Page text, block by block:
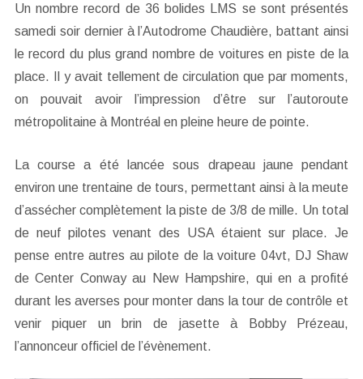
Un nombre record de 36 bolides LMS se sont présentés
samedi soir dernier à l’Autodrome Chaudière, battant ainsi
le record du plus grand nombre de voitures en piste de la
place. Il y avait tellement de circulation que par moments,
on pouvait avoir l’impression d’être sur l’autoroute
métropolitaine à Montréal en pleine heure de pointe.
La course a été lancée sous drapeau jaune pendant
environ une trentaine de tours, permettant ainsi à la meute
d’assécher complètement la piste de 3/8 de mille. Un total
de neuf pilotes venant des USA étaient sur place. Je
pense entre autres au pilote de la voiture 04vt, DJ Shaw
de Center Conway au New Hampshire, qui en a profité
durant les averses pour monter dans la tour de contrôle et
venir piquer un brin de jasette à Bobby Prézeau,
l’annonceur officiel de l’évènement.